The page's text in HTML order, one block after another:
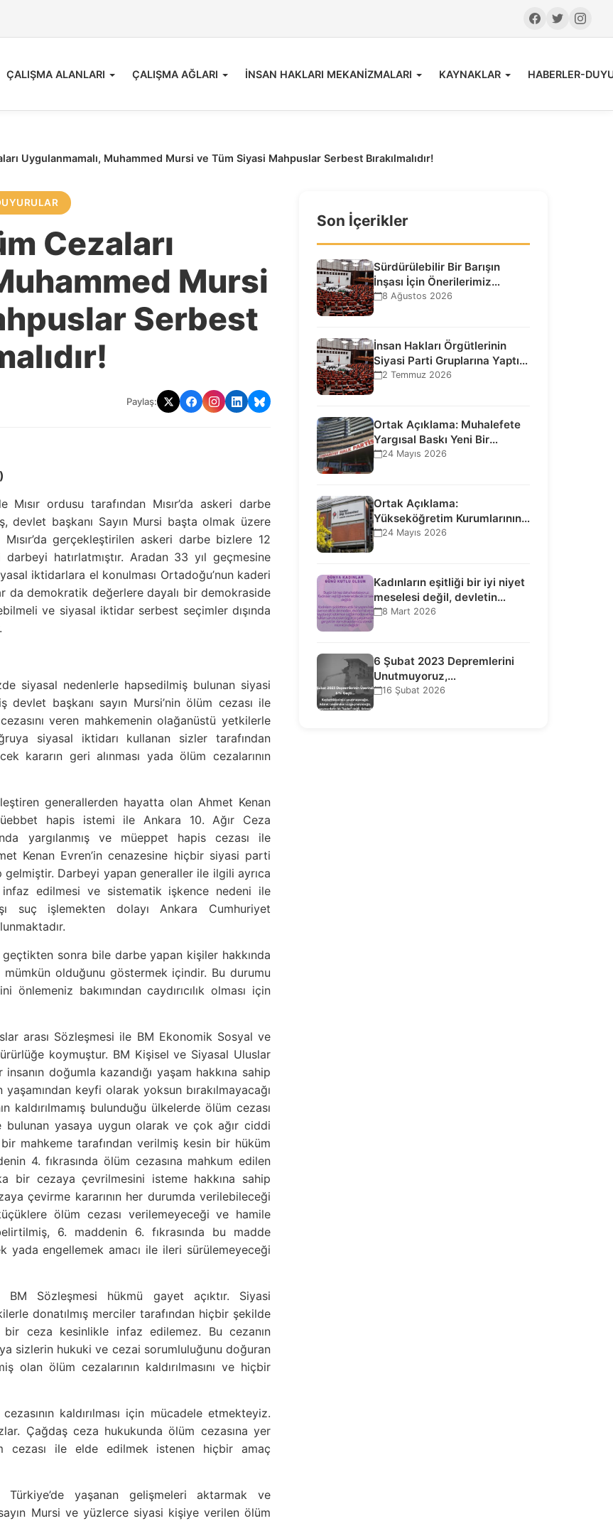
ÇALIŞMA ALANLARI ÇALIŞMA AĞLARI İNSAN HAKLARI MEKANİZMALARI KAYNAKLAR HABERLER-
Uygulanmamalı, Muhammed Mursi ve Tüm Siyasi Mahpuslar Serbest Bırakılmalıdır!
Cezaları
Mursi
Serbest
Paylaş:
ordusu tarafından Mısır’da askeri darbe
başkanı Sayın Mursi başta olmak üzere
gerçekleştirilen askeri darbe bizlere 12
hatırlatmıştır. Aradan 33 yıl geçmesine
iktidarlara el konulması Ortadoğu’nun kaderi
da demokratik değerlere dayalı bir demokraside
ve siyasal iktidar serbest seçimler dışında
siyasal nedenlerle hapsedilmiş bulunan siyasi
başkanı sayın Mursi’nin ölüm cezası ile
veren mahkemenin olağanüstü yetkilerle
siyasal iktidarı kullanan sizler tarafından
kararın geri alınması yada ölüm cezalarının
generallerden hayatta olan Ahmet Kenan
hapis istemi ile Ankara 10. Ağır Ceza
yargılanmış ve müeppet hapis cezası ile
Kenan Evren’in cenazesine hiçbir siyasi parti
gelmiştir. Darbeyi yapan generaller ile ilgili ayrıca
edilmesi ve sistematik işkence nedeni ile
suç işlemekten dolayı Ankara Cumhuriyet
sonra bile darbe yapan kişiler hakkında
mümkün olduğunu göstermek içindir. Bu durumu
önlemeniz bakımından caydırıcılık olması için
arası Sözleşmesi ile BM Ekonomik Sosyal ve
koymuştur. BM Kişisel ve Siyasal Uluslar
doğumla kazandığı yaşam hakkına sahip
keyfi olarak yoksun bırakılmayacağı
kaldırılmamış bulunduğu ülkelerde ölüm cezası
yasaya uygun olarak ve çok ağır ciddi
mahkeme tarafından verilmiş kesin bir hüküm
4. fıkrasında ölüm cezasına mahkum edilen
bir cezaya çevrilmesini isteme hakkına sahip
çevirme kararının her durumda verilebileceği
ölüm cezası verilemeyeceği ve hamile
6. maddenin 6. fıkrasında bu madde
yada engellemek amacı ile ileri sürülemeyeceği
Sözleşmesi hükmü gayet açıktır. Siyasi
donatılmış merciler tarafından hiçbir şekilde
ceza kesinlikle infaz edilemez. Bu cezanın
sizlerin hukuki ve cezai sorumluluğunu doğuran
ölüm cezalarının kaldırılmasını ve hiçbir
kaldırılması için mücadele etmekteyiz.
Çağdaş ceza hukukunda ölüm cezasına yer
cezası ile elde edilmek istenen hiçbir amaç
Türkiye’de yaşanan gelişmeleri aktarmak ve
sayın Mursi ve yüzlerce siyasi kişiye verilen ölüm
Son İçerikler
Sürdürülebilir Bir Barışın
İnşası İçin Önerilerimiz…
8 Ağustos 2026
İnsan Hakları Örgütlerinin
Siyasi Parti Gruplarına Yaptığı
Ziyaretlere İlişkin
2 Temmuz 2026
Ortak Açıklama: Muhalefete
Yargısal Baskı Yeni Bir
Aşamaya Geçti: Seçilmiş…
24 Mayıs 2026
Ortak Açıklama:
Yükseköğretim Kurumlarının
Toplumsal İşlevi Kurucularının
24 Mayıs 2026
Kadınların eşitliği bir iyi niyet
meselesi değil, devletin
uluslararası insan…
8 Mart 2026
6 Şubat 2023 Depremlerini
Unutmuyoruz,
Vazgeçmiyoruz, Hesap
16 Şubat 2026